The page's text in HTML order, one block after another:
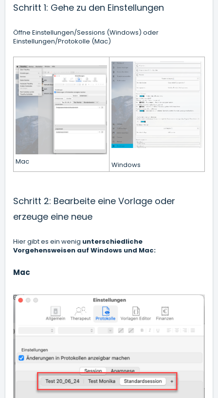
Schritt 1: Gehe zu den Einstellungen
Öffne Einstellungen/Sessions (Windows) oder
Einstellungen/Protokolle (Mac)
Mac Windows
Schritt 2: Bearbeite eine Vorlage oder
erzeuge eine neue
Hier gibt es ein wenig unterschiedliche
Vorgehensweisen auf Windows und Mac:
Mac